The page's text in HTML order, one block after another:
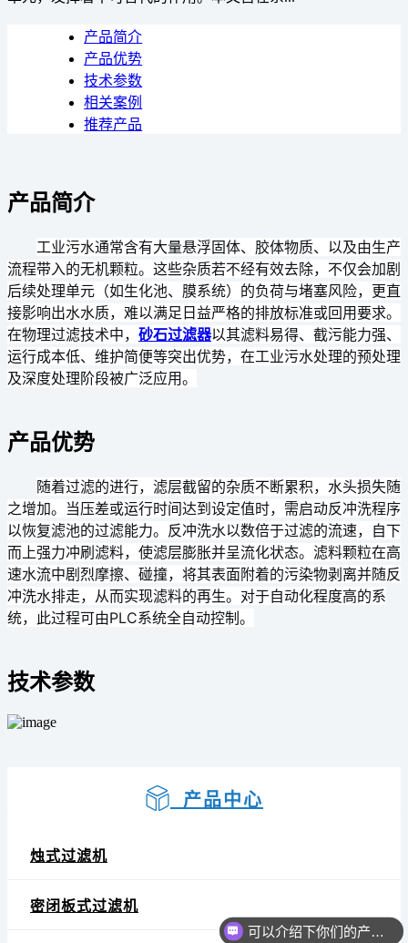
产品简介
产品优势
技术参数
相关案例
推荐产品
产品简介
工业污水通常含有大量悬浮固体、胶体物质、以及由生产
流程带入的无机颗粒。这些杂质若不经有效去除，不仅会加剧
后续处理单元（如生化池、膜系统）的负荷与堵塞风险，更直
接影响出水水质，难以满足日益严格的排放标准或回用要求。
在物理过滤技术中， 砂石过滤器以其滤料易得、截污能力强、
运行成本低、维护简便等突出优势，在工业污水处理的预处理
及深度处理阶段被广泛应用。
产品优势
随着过滤的进行，滤层截留的杂质不断累积，水头损失随
之增加。当压差或运行时间达到设定值时，需启动反冲洗程序
以恢复滤池的过滤能力。反冲洗水以数倍于过滤的流速，自下
而上强力冲刷滤料，使滤层膨胀并呈流化状态。滤料颗粒在高
速水流中剧烈摩擦、碰撞，将其表面附着的污染物剥离并随反
冲洗水排走，从而实现滤料的再生。对于自动化程度高的系
统，此过程可由PLC系统全自动控制。
技术参数
产品中心
烛式过滤机
密闭板式过滤机